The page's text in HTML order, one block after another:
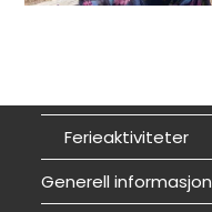
Ferieaktiviteter
Generell informasjon